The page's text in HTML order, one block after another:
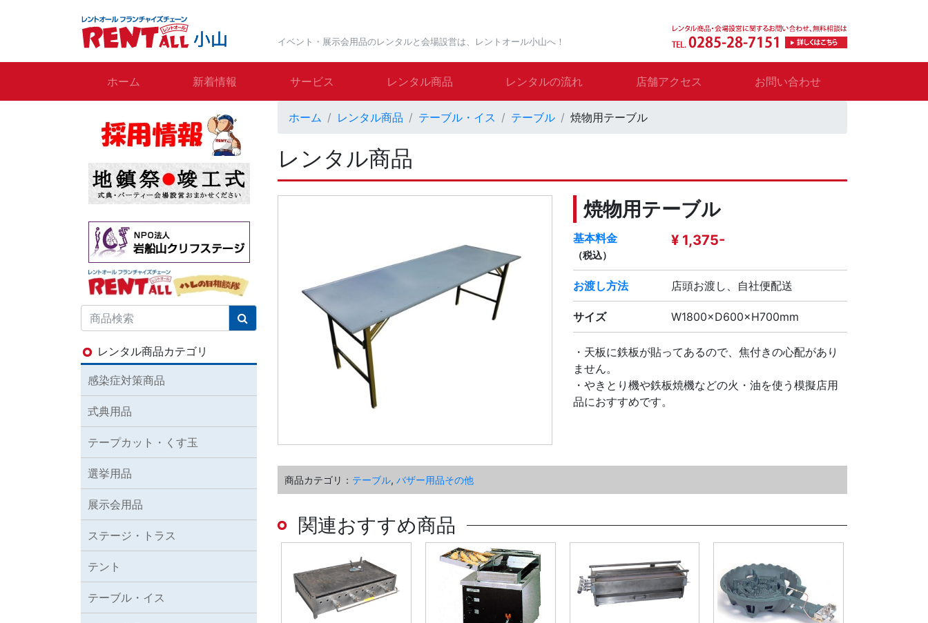
イベント・展示会用品のレンタルと会場設営は、レントオール小山へ！
ホーム 新着情報 サービス レンタル商品 レンタルの流れ 店舗アクセス お問い合わせ
ホーム レンタル商品 テーブル・イス テーブル 焼物用テーブル
レンタル商品
焼物用テーブル
基本料金
（税込）
¥ 1,375-
お渡し方法 店頭お渡し、自社便配送
サイズ W1800×D600×H700mm
・天板に鉄板が貼ってあるので、焦付きの心配があり
ません。
・やきとり機や鉄板焼機などの火・油を使う模擬店用
品におすすめです。
商品カテゴリ： テーブル, バザー用品その他
関連おすすめ商品
レンタル商品カテゴリ
感染症対策商品
式典用品
テープカット・くす玉
選挙用品
展示会用品
ステージ・トラス
テント
テーブル・イス